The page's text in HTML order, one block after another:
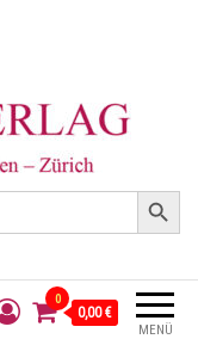
Search Button
MENÜ
0
0,00 €